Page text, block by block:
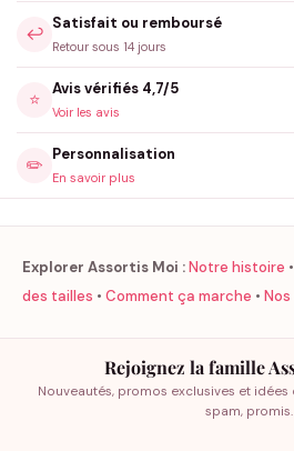
↩️
Satisfait ou remboursé
Retour sous 14 jours
⭐
Avis vérifiés 4,7/5
Voir les avis
✏️
Personnalisation
En savoir plus
Explorer Assortis Moi :Notre histoire •
des tailles • Comment ça marche •
Rejoignez la famille
Nouveautés, promos exclusives et idées
spam, promis.